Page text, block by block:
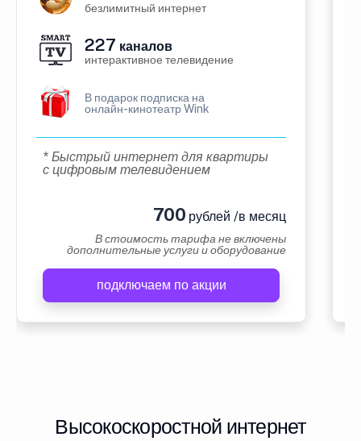
безлимитный интернет
227 каналов
интерактивное телевидение
В подарок подписка на
онлайн-кинотеатр Wink
* Быстрый интернет для квартиры
с цифровым телевидением
700 рублей /в месяц
В стоимость тарифа не включены
дополнительные услуги и оборудование
подключаем по акции
Высокоскоростной интернет